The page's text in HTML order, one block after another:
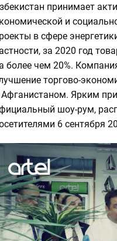
принимает
и
в сфере
за 2020 год
более чем 20%.
торгово-
Афганистаном. Ярким
шоу-рум,
6 сентября